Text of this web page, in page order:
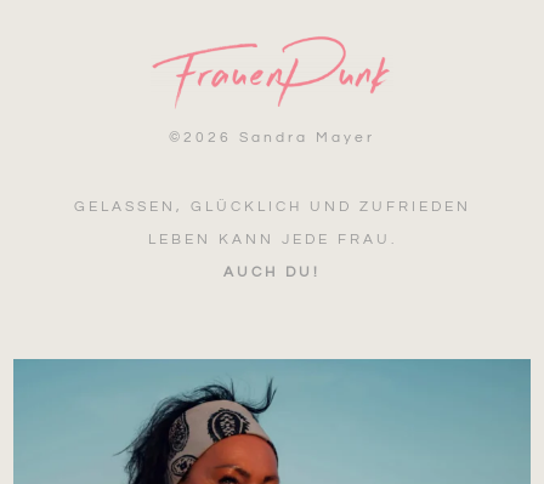
© 2026 Sandra Mayer
GELASSEN, GLÜCKLICH UND ZUFRIEDEN
LEBEN KANN JEDE FRAU.
AUCH DU!